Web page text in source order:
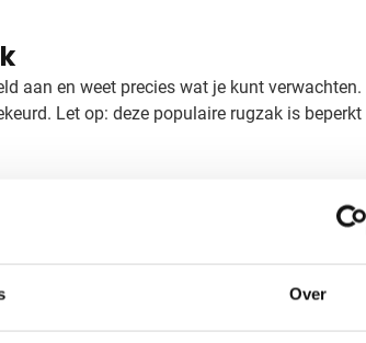
Over
aan en weet precies wat je kunt
Let op: deze populaire rugzak is